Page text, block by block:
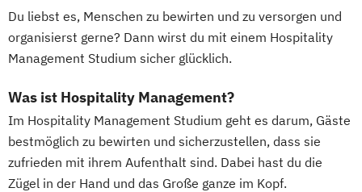
Du liebst es, Menschen zu bewirten und zu versorgen und
organisierst gerne? Dann wirst du mit einem Hospitality
Management Studium sicher glücklich.
Was ist Hospitality Management?
Im Hospitality Management Studium geht es darum, Gäste
bestmöglich zu bewirten und sicherzustellen, dass sie
zufrieden mit ihrem Aufenthalt sind. Dabei hast du die
Zügel in der Hand und das Große ganze im Kopf.